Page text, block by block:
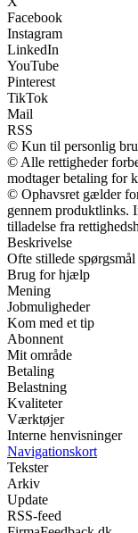
Facebook
Instagram
LinkedIn
YouTube
Pinterest
TikTok
Mail
RSS
© Kun til personlig
© Alle rettigheder
modtager betaling for
© Ophavsret gælder
gennem produktlinks.
tilladelse fra
Beskrivelse
Ofte stillede spørgsmål
Brug for hjælp
Mening
Jobmuligheder
Kom med et tip
Abonnent
Mit område
Betaling
Belastning
Kvaliteter
Værktøjer
Interne henvisninger
Navigationskort
Tekster
Arkiv
Update
RSS-feed